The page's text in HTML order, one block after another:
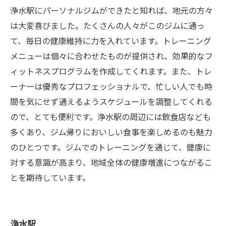
浄水駅にパーソナルジムができたと知れば、地元の方々
は大変喜びました。たくさんの人々がこのジムに通っ
て、毎日の健康維持に力を入れています。トレーニング
メニューは個々に合わせたものが提供され、効果的なフ
ィットネスプログラムを作成してくれます。また、トレ
ーナーは優秀なプロフェッショナルで、忙しい人でも時
間を気にせず通えるようスケジュールを調整してくれる
ので、とても便利です。浄水駅の周辺には飲食店なども
多くあり、ジム帰りにおいしい食事を楽しめるのも魅力
のひとつです。ジムでのトレーニングを通じて、健康に
対する意識が高まり、地域全体の健康増進につながるこ
とを期待しています。
浄水駅